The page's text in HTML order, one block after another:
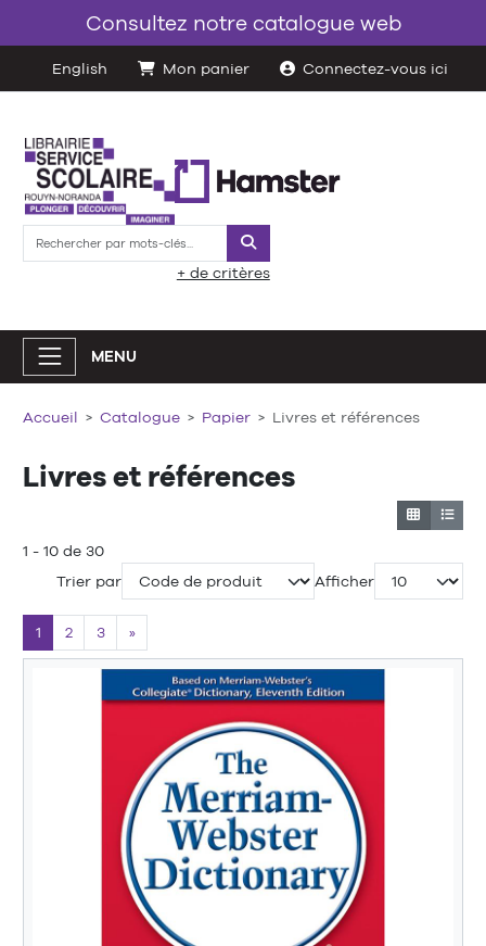
Consultez notre catalogue web
English Mon panier Connectez-vous ici
Rechercher
+ de critères
MENU
Accueil Catalogue Papier Livres et références
Livres et références
1 - 10 de 30
Trier par
Afficher
1 2 3 »